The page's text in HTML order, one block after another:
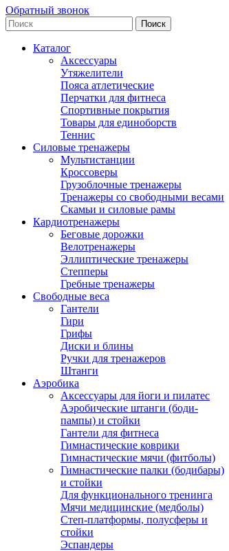
Обратный звонок
Поиск
Каталог
Аксессуары
Утяжелители
Пояса атлетические
Перчатки для фитнеса
Спортивные покрытия
Товары для единоборств
Теннис
Силовые тренажеры
Мультистанции
Кроссоверы
Грузоблочные тренажеры
Тренажеры со свободными весами
Скамьи и силовые рамы
Кардиотренажеры
Беговые дорожки
Велотренажеры
Эллиптические тренажеры
Степперы
Гребные тренажеры
Свободные веса
Гантели
Гири
Грифы
Диски и блины
Ручки для тренажеров
Штанги
Аэробика
Аксессуары для йоги и пилатес
Аэробические штанги (боди-
пампы) и стойки
Гантели для фитнеса
Гимнастические коврики
Гимнастические мячи (фитболы)
Гимнастические палки (бодибары)
и стойки
Для функционального тренинга
Мячи медицинские (медболы)
Степ-платформы, полусферы и
стойки
Эспандеры